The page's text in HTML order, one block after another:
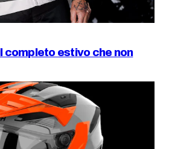
completo estivo che non